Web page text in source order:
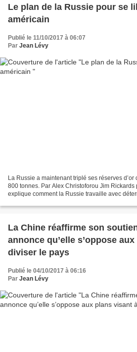
Le plan de la Russie pour se
américain
Publié le 11/10/2017 à 06:07
Par Jean Lévy
La Russie a maintenant triplé ses réserves d’or
800 tonnes. Par Alex Christoforou Jim
explique comment la Russie travaille avec
La Chine réaffirme son
annonce qu’elle s’oppose
diviser le pays
Publié le 04/10/2017 à 06:16
Par Jean Lévy